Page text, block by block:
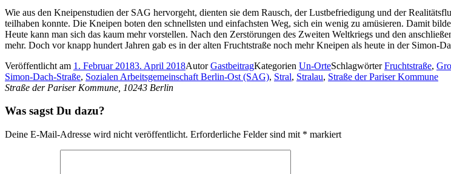
Wie aus den Kneipenstudien der SAG hervorgeht, dienten sie dem Rausch, der Lustbefriedigung und der
teilhaben konnte. Die Kneipen boten den schnellsten und einfachsten Weg, sich ein wenig zu amüsieren. Damit
Heute kann man sich das kaum mehr vorstellen. Nach den Zerstörungen des Zweiten Weltkriegs und den
mehr. Doch vor knapp hundert Jahren gab es in der alten Fruchtstraße noch mehr Kneipen als heute in der Simon-
Veröffentlicht am 1. Februar 20183. April 2018AutorGastbeitragKategorien Un-OrteSchlagwörterFruchtstraße,
Simon-Dach-Straße, Sozialen Arbeitsgemeinschaft Berlin-Ost (SAG), Stral, Stralau, Straße der Pariser Kommune
Straße der Pariser Kommune, 10243 Berlin
Was sagst Du dazu?
Deine E-Mail-Adresse wird nicht veröffentlicht. Erforderliche Felder sind mit * markiert